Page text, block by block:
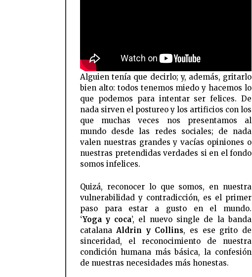
Alguien tenía que decirlo; y, además, gritarlo
bien alto: todos tenemos miedo y hacemos lo
que podemos para intentar ser felices. De
nada sirven el postureo y los artificios con los
que muchas veces nos presentamos al
mundo desde las redes sociales; de nada
valen nuestras grandes y vacías opiniones o
nuestras pretendidas verdades si en el fondo
somos infelices.
Quizá, reconocer lo que somos, en nuestra
vulnerabilidad y contradicción, es el primer
paso para estar a gusto en el mundo.
‘Yoga y coca’, el nuevo single de la banda
catalana Aldrin y Collins, es ese grito de
sinceridad, el reconocimiento de nuestra
condición humana más básica, la confesión
de nuestras necesidades más honestas.